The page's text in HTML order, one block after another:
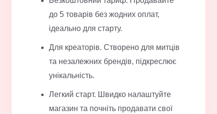
до 5 товарів без жодних оплат,
ідеально для старту.
Для креаторів. Створено для митців
та незалежних брендів, підкреслює
унікальність.
Легкий старт. Швидко налаштуйте
магазин та почніть продавати свої